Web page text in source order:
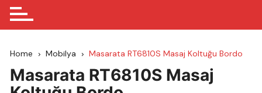
Home Mobilya Masarata RT6810S Masaj Koltuğu Bordo
Masarata RT6810S Masaj